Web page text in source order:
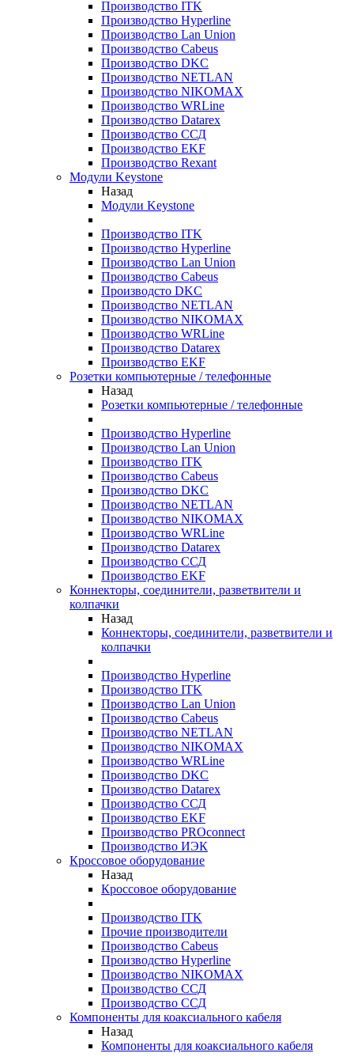
Производство ITK
Производство Hyperline
Производство Lan Union
Производство Cabeus
Производство DKC
Производство NETLAN
Производство NIKOMAX
Производство WRLine
Производство Datarex
Производство ССД
Производство EKF
Производство Rexant
Модули Keystone
Назад
Модули Keystone
Производство ITK
Производство Hyperline
Производство Lan Union
Производство Cabeus
Производсто DKC
Производство NETLAN
Производство NIKOMAX
Производство WRLine
Производство Datarex
Производство EKF
Розетки компьютерные / телефонные
Назад
Розетки компьютерные / телефонные
Производство Hyperline
Производство Lan Union
Производство ITK
Производство Cabeus
Производство DKC
Производство NETLAN
Производство NIKOMAX
Производство WRLine
Производство Datarex
Производство ССД
Производство EKF
Коннекторы, соединители, разветвители и
колпачки
Назад
Коннекторы, соединители, разветвители и
колпачки
Производство Hyperline
Производство ITK
Производство Lan Union
Производство Cabeus
Производство NETLAN
Производство NIKOMAX
Производство WRLine
Производство DKC
Производство Datarex
Производство ССД
Производство EKF
Производство PROconnect
Производство ИЭК
Кроссовое оборудование
Назад
Кроссовое оборудование
Производство ITK
Прочие производители
Производство Cabeus
Производство Hyperline
Производство NIKOMAX
Производство ССД
Производство ССД
Компоненты для коаксиального кабеля
Назад
Компоненты для коаксиального кабеля